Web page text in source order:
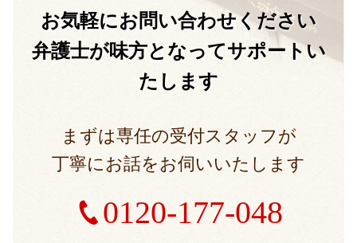
お気軽にお問い合わせください
弁護士が味方となってサポートい
たします
まずは専任の受付スタッフが
丁寧にお話をお伺いいたします
0120-177-048